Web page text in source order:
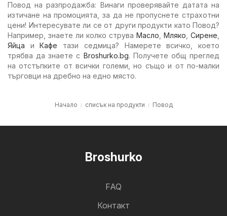
Повод на разпродажба: Винаги проверявайте датата на
изтичане на промоцията, за да не пропуснете страхотни
цени! Интересувате ли се от други продукти като Повод?
Например, знаете ли колко струва Масло Мляко Сирене
Яйца иКафе тази седмица? Намерете всичко, което
трябва да знаете с Broshurko.bg. Получете общ преглед
на отстъпките от всички големи, но също и от по-малки
търговци на дребно на едно място.
Начало списък на продукти Повод
Broshurko
FAQ
Контакт